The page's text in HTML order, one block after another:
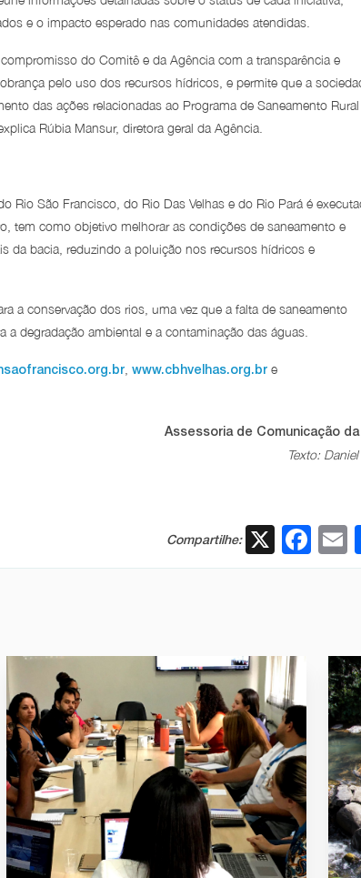
e o impacto esperado nas comunidades atendidas.
do Comitê e da Agência com a transparência e
pelo uso dos recursos hídricos, e permite que a
das ações relacionadas ao Programa de Saneamento
Rúbia Mansur, diretora geral da Agência.
Rio São Francisco, do Rio Das Velhas e do Rio Pará é
tem como objetivo melhorar as condições de saneamento e
da bacia, reduzindo a poluição nos recursos hídricos e
a conservação dos rios, uma vez que a falta de saneamento
degradação ambiental e a contaminação das águas.
www.cbhvelhas.org.br e
Assessoria de Comunicação da
Texto:
Compartilhe: X